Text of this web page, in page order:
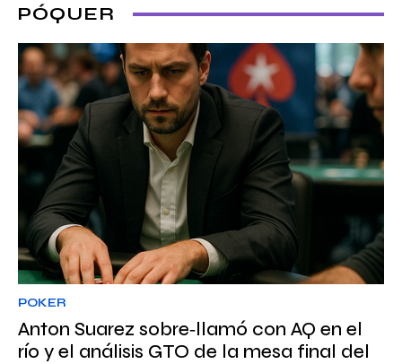
PÓQUER
POKER
Anton Suarez sobre‑llamó con AQ en el
río y el análisis GTO de la mesa final del